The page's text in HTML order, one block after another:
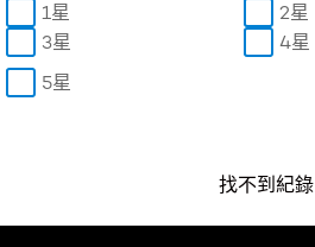
1星
2星
3星
4星
5星
找不到紀錄